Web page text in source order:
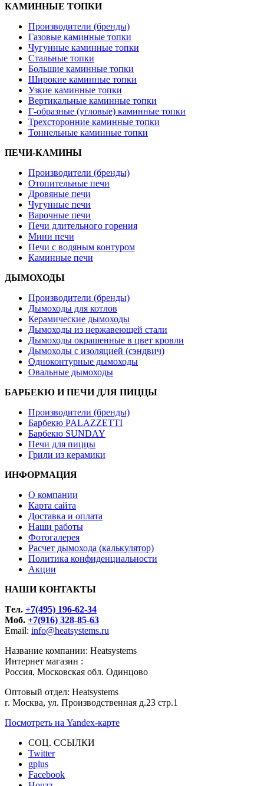
КАМИННЫЕ ТОПКИ
Производители (бренды)
Газовые каминные топки
Чугунные каминные топки
Стальные топки
Большие каминные топки
Широкие каминные топки
Узкие каминные топки
Вертикальные каминные топки
Г-образные (угловые) каминные топки
Трехсторонние каминные топки
Тоннельные каминные топки
ПЕЧИ-КАМИНЫ
Производители (бренды)
Отопительные печи
Дровяные печи
Чугунные печи
Варочные печи
Печи длительного горения
Мини печи
Печи с водяным контуром
Каминные печи
ДЫМОХОДЫ
Производители (бренды)
Дымоходы для котлов
Керамические дымоходы
Дымоходы из нержавеющей стали
Дымоходы окрашенные в цвет кровли
Дымоходы с изоляцией (сэндвич)
Одноконтурные дымоходы
Овальные дымоходы
БАРБЕКЮ И ПЕЧИ ДЛЯ ПИЦЦЫ
Производители (бренды)
Барбекю PALAZZETTI
Барбекю SUNDAY
Печи для пиццы
Грили из керамики
ИНФОРМАЦИЯ
О компании
Карта сайта
Доставка и оплата
Наши работы
Фотогалерея
Расчет дымохода (калькулятор)
Политика конфиденциальности
Акции
НАШИ КОНТАКТЫ
Tел. +7(495) 196-62-34
Моб. +7(916) 328-85-63
Email: info@heatsystems.ru
Название компании: Heatsystems
Интернет магазин :
Россия, Московская обл. Одинцово
Оптовый отдел: Heatsystems
г. Москва, ул. Производственная д.23 стр.1
Посмотреть на Yandex-карте
СОЦ. ССЫЛКИ
Twitter
gplus
Facebook